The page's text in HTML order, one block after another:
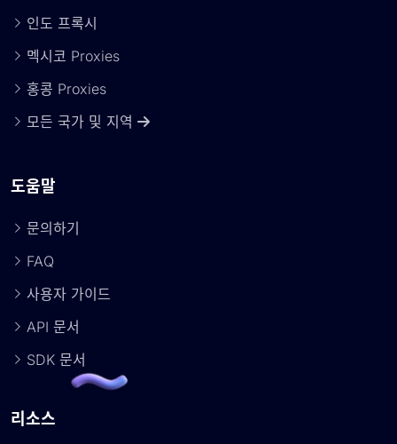
인도 프록시
멕시코 Proxies
홍콩 Proxies
모든 국가 및 지역
도움말
문의하기
FAQ
사용자 가이드
API 문서
SDK 문서
리소스